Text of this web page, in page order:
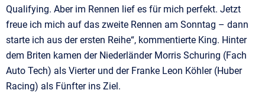
Qualifying. Aber im Rennen lief es für mich perfekt. Jetzt
freue ich mich auf das zweite Rennen am Sonntag – dann
starte ich aus der ersten Reihe“, kommentierte King. Hinter
dem Briten kamen der Niederländer Morris Schuring (Fach
Auto Tech) als Vierter und der Franke Leon Köhler (Huber
Racing) als Fünfter ins Ziel.